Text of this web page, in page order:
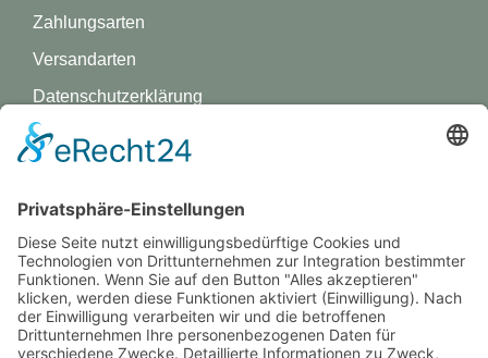
Zahlungsarten
Versandarten
Datenschutz­erklärung
Impressum
GREVY ANGEBOT
Was ist Grevy?
BENUTZERANMELDUNG